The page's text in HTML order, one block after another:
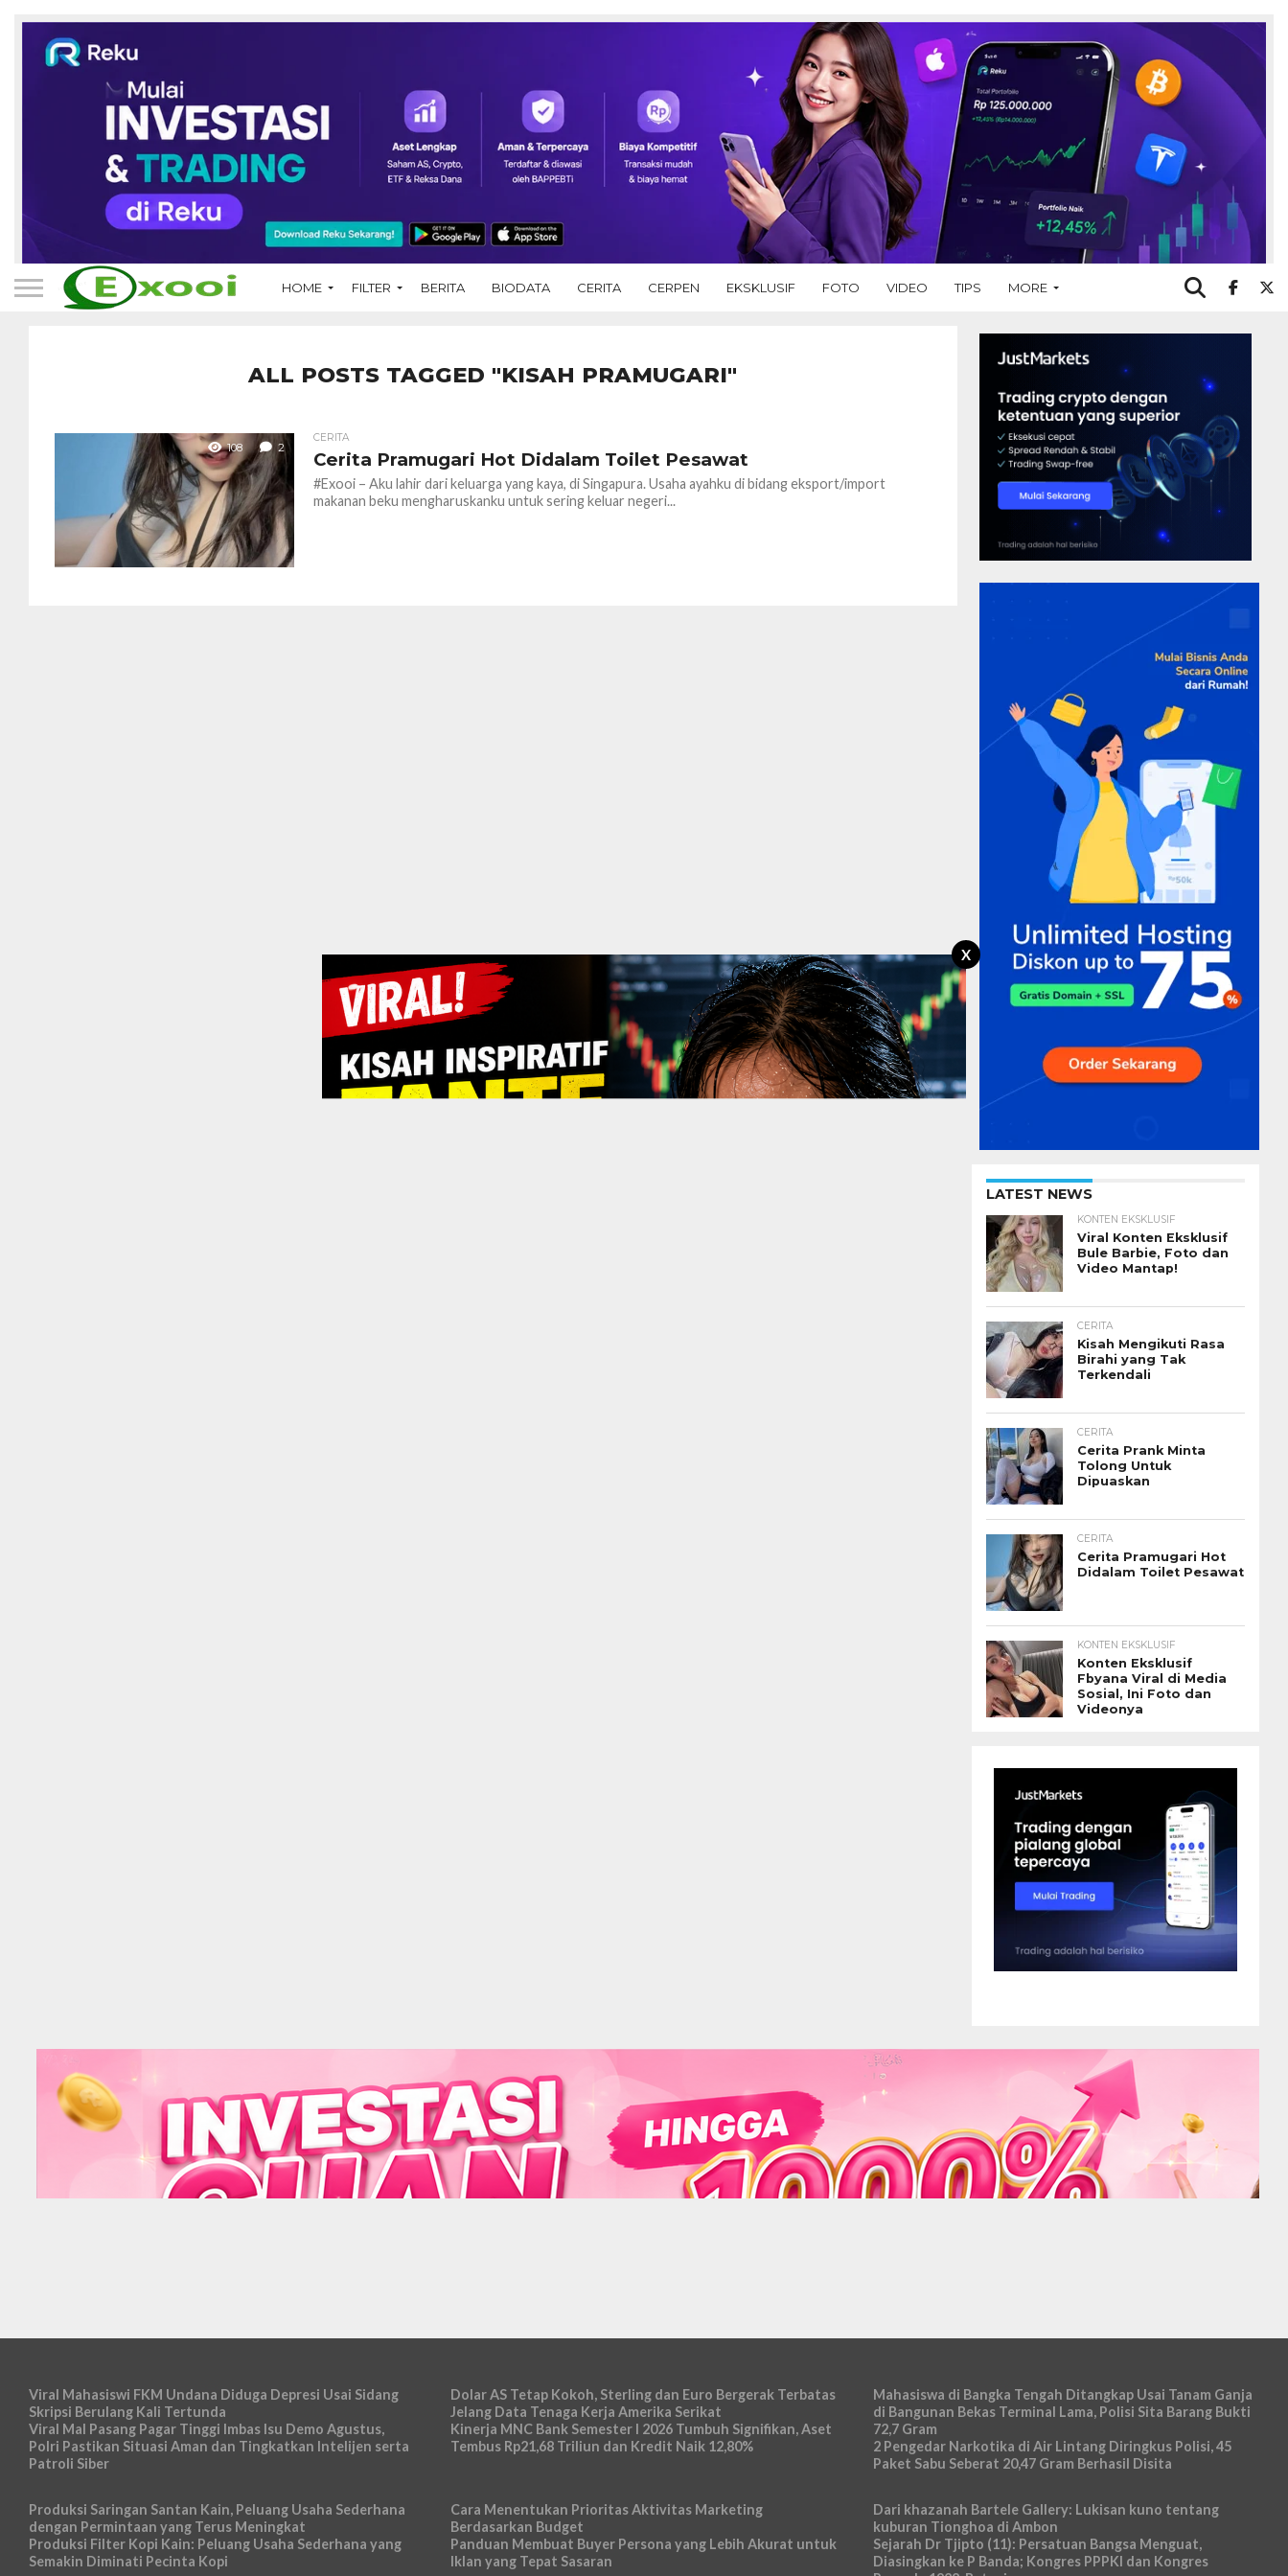
X
HOME FILTER BERITA BIODATA CERITA CERPEN EKSKLUSIF FOTO VIDEO TIPS MORE
ALL POSTS TAGGED "KISAH PRAMUGARI"
108 2
CERITA
Cerita Pramugari Hot Didalam Toilet Pesawat
#Exooi – Aku lahir dari keluarga yang kaya, di Singapura. Usaha ayahku di bidang eksport/import
makanan beku mengharuskanku untuk sering keluar negeri...
LATEST NEWS
KONTEN EKSKLUSIF
Viral Konten Eksklusif
Bule Barbie, Foto dan
Video Mantap!
CERITA
Kisah Mengikuti Rasa
Birahi yang Tak
Terkendali
CERITA
Cerita Prank Minta
Tolong Untuk
Dipuaskan
CERITA
Cerita Pramugari Hot
Didalam Toilet Pesawat
KONTEN EKSKLUSIF
Konten Eksklusif
Fbyana Viral di Media
Sosial, Ini Foto dan
Videonya
Viral Mahasiswi FKM Undana Diduga Depresi Usai Sidang
Skripsi Berulang Kali Tertunda
Viral Mal Pasang Pagar Tinggi Imbas Isu Demo Agustus,
Polri Pastikan Situasi Aman dan Tingkatkan Intelijen serta
Patroli Siber
Dolar AS Tetap Kokoh, Sterling dan Euro Bergerak Terbatas
Jelang Data Tenaga Kerja Amerika Serikat
Kinerja MNC Bank Semester I 2026 Tumbuh Signifikan, Aset
Tembus Rp21,68 Triliun dan Kredit Naik 12,80%
Mahasiswa di Bangka Tengah Ditangkap Usai Tanam Ganja
di Bangunan Bekas Terminal Lama, Polisi Sita Barang Bukti
72,7 Gram
2 Pengedar Narkotika di Air Lintang Diringkus Polisi, 45
Paket Sabu Seberat 20,47 Gram Berhasil Disita
Produksi Saringan Santan Kain, Peluang Usaha Sederhana
dengan Permintaan yang Terus Meningkat
Produksi Filter Kopi Kain: Peluang Usaha Sederhana yang
Semakin Diminati Pecinta Kopi
Cara Menentukan Prioritas Aktivitas Marketing
Berdasarkan Budget
Panduan Membuat Buyer Persona yang Lebih Akurat untuk
Iklan yang Tepat Sasaran
Dari khazanah Bartele Gallery: Lukisan kuno tentang
kuburan Tionghoa di Ambon
Sejarah Dr Tjipto (11): Persatuan Bangsa Menguat,
Diasingkan ke P Banda; Kongres PPPKI dan Kongres